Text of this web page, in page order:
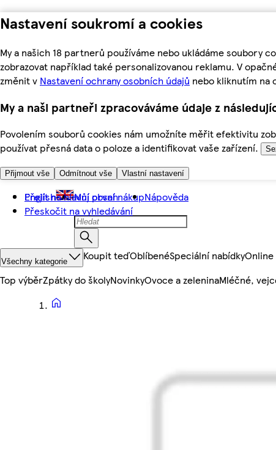
Nastavení soukromí a cookies
My a našich 18 partnerů používáme nebo ukládáme soubory
zobrazovat například také personalizovanou reklamu. V
změnit v Nastavení ochrany osobních údajů nebo kliknutím na
My a naši partneři zpracováváme údaje z
Povolením souborů cookies nám umožníte měřit efektivitu
používat přesná data o poloze a identifikovat vaše zařízení.
Přijmout vše Odmítnout vše Vlastní nastavení
Přejít na hlavní obsah
Přeskočit na vyhledávání
English Můj první nákupNápověda
Všechny kategorie Koupit teďOblíbenéSpeciální nabídky
Top výběrZpátky do školyNovinkyOvoce a zeleninaMléčné,